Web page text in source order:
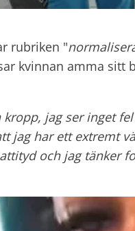
rubriken "
kvinnan amma sitt
jag ser inget
jag har ett extremt
och jag tänker